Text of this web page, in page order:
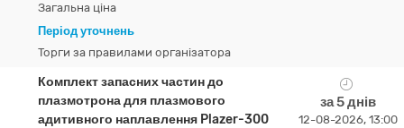
Загальна ціна
Період уточнень
Торги за правилами організатора
Комплект запасних частин до
плазмотрона для плазмового
адитивного наплавлення Plazer-300
за 5 днів
12-08-2026, 13:00